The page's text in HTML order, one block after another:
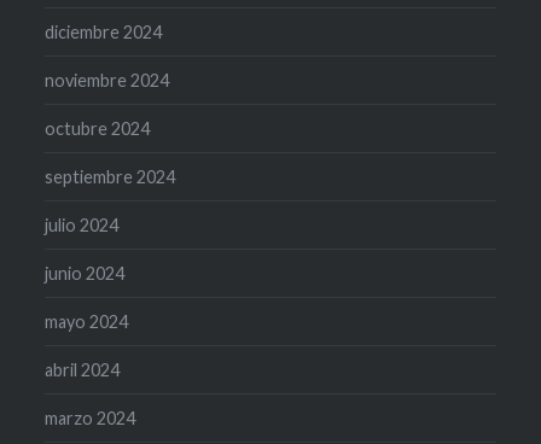
diciembre 2024
noviembre 2024
octubre 2024
septiembre 2024
julio 2024
junio 2024
mayo 2024
abril 2024
marzo 2024